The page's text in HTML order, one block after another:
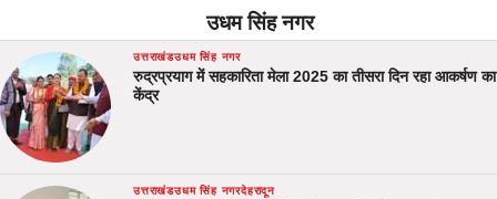
उधम सिंह नगर
उत्तराखंडउधम सिंह नगर
रुद्रप्रयाग में सहकारिता मेला 2025 का तीसरा दिन रहा आकर्षण का
केंद्र
उत्तराखंडउधम सिंह नगरदेहरादून